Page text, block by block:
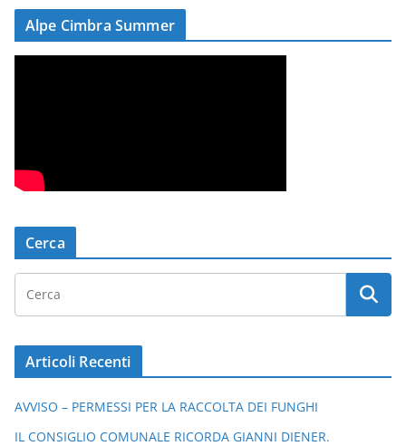
Alpe Cimbra Summer
Cerca
Articoli Recenti
AVVISO – PERMESSI PER LA RACCOLTA DEI FUNGHI
IL CONSIGLIO COMUNALE RICORDA GIANNI DIENER.